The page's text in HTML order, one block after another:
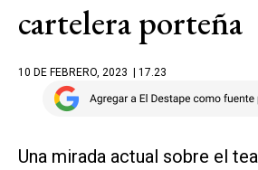
cartelera porteña
10 DE FEBRERO, 2023 | 17.23
Una mirada actual sobre el